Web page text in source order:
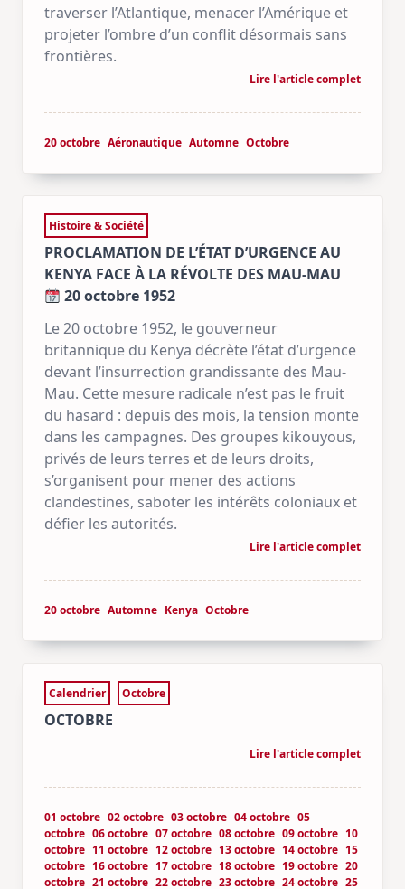
traverser l’Atlantique, menacer l’Amérique et
projeter l’ombre d’un conflit désormais sans
frontières.
Lire l'article complet
20 octobre Aéronautique Automne Octobre
Histoire & Société
PROCLAMATION DE L’ÉTAT D’URGENCE AU
KENYA FACE À LA RÉVOLTE DES MAU-MAU
20 octobre 1952
Le 20 octobre 1952, le gouverneur
britannique du Kenya décrète l’état d’urgence
devant l’insurrection grandissante des Mau-
Mau. Cette mesure radicale n’est pas le fruit
du hasard : depuis des mois, la tension monte
dans les campagnes. Des groupes kikouyous,
privés de leurs terres et de leurs droits,
s’organisent pour mener des actions
clandestines, saboter les intérêts coloniaux et
défier les autorités.
Lire l'article complet
20 octobre Automne Kenya Octobre
Calendrier Octobre
OCTOBRE
Lire l'article complet
01 octobre 02 octobre 03 octobre 04 octobre 05
octobre 06 octobre 07 octobre 08 octobre 09 octobre 10
octobre 11 octobre 12 octobre 13 octobre 14 octobre 15
octobre 16 octobre 17 octobre 18 octobre 19 octobre 20
octobre 21 octobre 22 octobre 23 octobre 24 octobre 25